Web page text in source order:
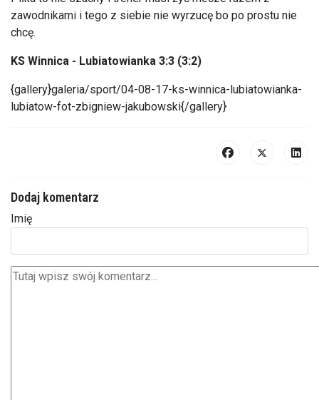
zawodnikami i tego z siebie nie wyrzucę bo po prostu nie
chcę.
KS Winnica - Lubiatowianka 3:3 (3:2)
{gallery}galeria/sport/04-08-17-ks-winnica-lubiatowianka-
lubiatow-fot-zbigniew-jakubowski{/gallery}
Dodaj komentarz
Imię